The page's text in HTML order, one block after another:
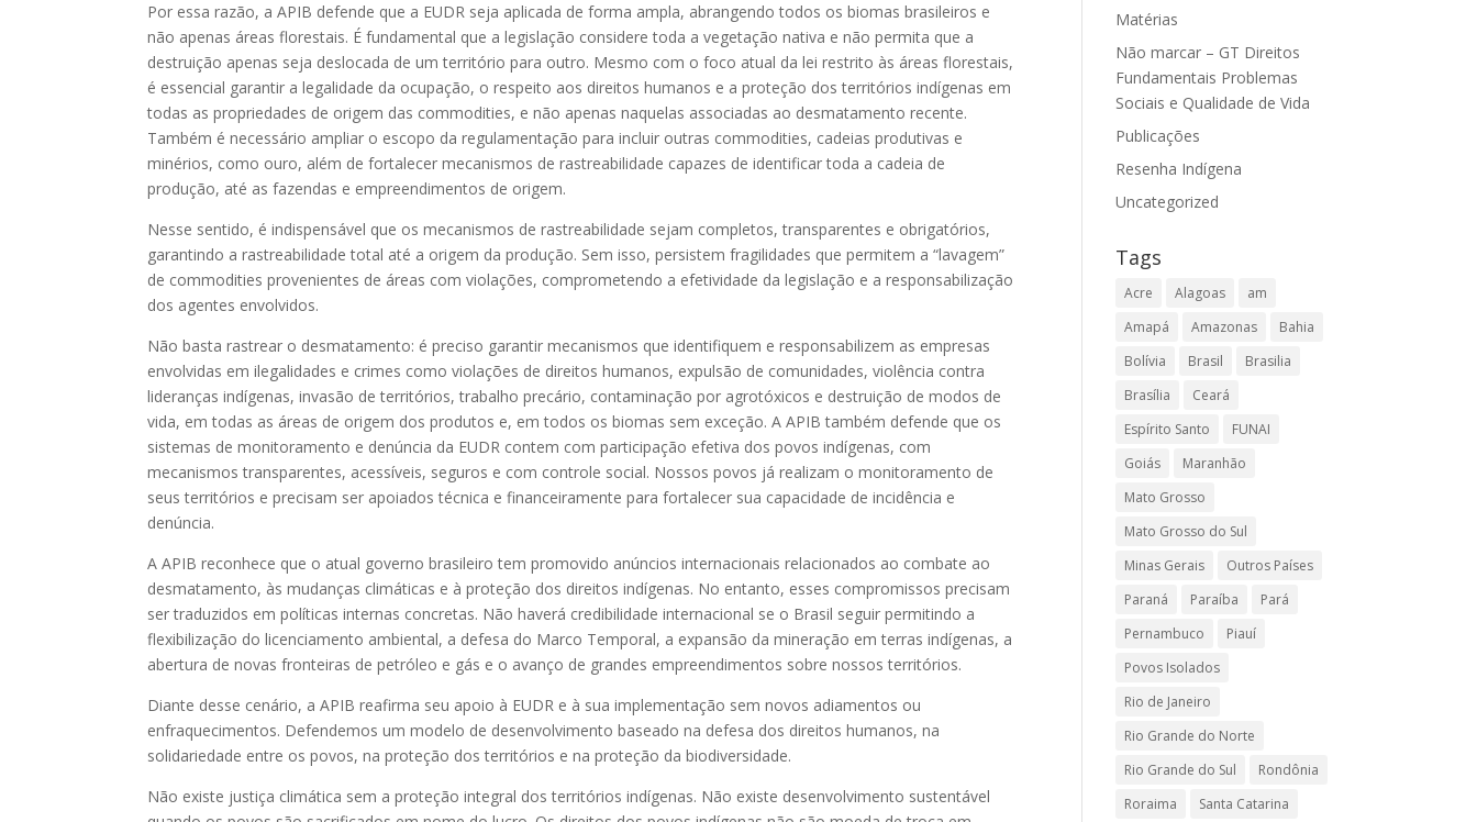
Por essa razão, a APIB defende que a EUDR seja aplicada de forma ampla, abrangendo todos os biomas brasileiros e
não apenas áreas florestais. É fundamental que a legislação considere toda a vegetação nativa e não permita que a
destruição apenas seja deslocada de um território para outro. Mesmo com o foco atual da lei restrito às áreas florestais,
é essencial garantir a legalidade da ocupação, o respeito aos direitos humanos e a proteção dos territórios indígenas em
todas as propriedades de origem das commodities, e não apenas naquelas associadas ao desmatamento recente.
Também é necessário ampliar o escopo da regulamentação para incluir outras commodities, cadeias produtivas e
minérios, como ouro, além de fortalecer mecanismos de rastreabilidade capazes de identificar toda a cadeia de
produção, até as fazendas e empreendimentos de origem.
Nesse sentido, é indispensável que os mecanismos de rastreabilidade sejam completos, transparentes e obrigatórios,
garantindo a rastreabilidade total até a origem da produção. Sem isso, persistem fragilidades que permitem a “lavagem”
de commodities provenientes de áreas com violações, comprometendo a efetividade da legislação e a responsabilização
dos agentes envolvidos.
Não basta rastrear o desmatamento: é preciso garantir mecanismos que identifiquem e responsabilizem as empresas
envolvidas em ilegalidades e crimes como violações de direitos humanos, expulsão de comunidades, violência contra
lideranças indígenas, invasão de territórios, trabalho precário, contaminação por agrotóxicos e destruição de modos de
vida, em todas as áreas de origem dos produtos e, em todos os biomas sem exceção. A APIB também defende que os
sistemas de monitoramento e denúncia da EUDR contem com participação efetiva dos povos indígenas, com
mecanismos transparentes, acessíveis, seguros e com controle social. Nossos povos já realizam o monitoramento de
seus territórios e precisam ser apoiados técnica e financeiramente para fortalecer sua capacidade de incidência e
denúncia.
A APIB reconhece que o atual governo brasileiro tem promovido anúncios internacionais relacionados ao combate ao
desmatamento, às mudanças climáticas e à proteção dos direitos indígenas. No entanto, esses compromissos precisam
ser traduzidos em políticas internas concretas. Não haverá credibilidade internacional se o Brasil seguir permitindo a
flexibilização do licenciamento ambiental, a defesa do Marco Temporal, a expansão da mineração em terras indígenas, a
abertura de novas fronteiras de petróleo e gás e o avanço de grandes empreendimentos sobre nossos territórios.
Diante desse cenário, a APIB reafirma seu apoio à EUDR e à sua implementação sem novos adiamentos ou
enfraquecimentos. Defendemos um modelo de desenvolvimento baseado na defesa dos direitos humanos, na
solidariedade entre os povos, na proteção dos territórios e na proteção da biodiversidade.
Não existe justiça climática sem a proteção integral dos territórios indígenas. Não existe desenvolvimento sustentável
Matérias
Não marcar – GT Direitos
Fundamentais Problemas
Sociais e Qualidade de Vida
Publicações
Resenha Indígena
Uncategorized
Tags
Acre Alagoas
am
Amapá
Amazonas
Bahia
Bolívia
Brasil
Brasilia
Brasília
Ceará
Espírito Santo
FUNAI
Goiás
Maranhão
Mato Grosso
Mato Grosso do Sul
Minas Gerais
Outros Países
Paraná
Paraíba
Pará
Pernambuco
Piauí
Povos Isolados
Rio de Janeiro
Rio Grande do Norte
Rio Grande do Sul
Rondônia
Roraima
Santa Catarina